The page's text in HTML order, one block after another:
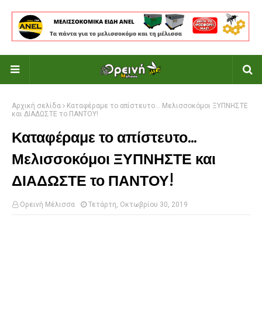
Αρχική σελίδα
Καταφέραμε το απίστευτο... Μελισσοκόμοι ΞΥΠΝΗΣΤΕ
και ΔΙΑΔΩΣΤΕ το ΠΑΝΤΟΥ!
Καταφέραμε το απίστευτο...
Μελισσοκόμοι ΞΥΠΝΗΣΤΕ και
ΔΙΑΔΩΣΤΕ το ΠΑΝΤΟΥ!
Ορεινή Μέλισσα Τετάρτη, Οκτωβρίου 30, 2019